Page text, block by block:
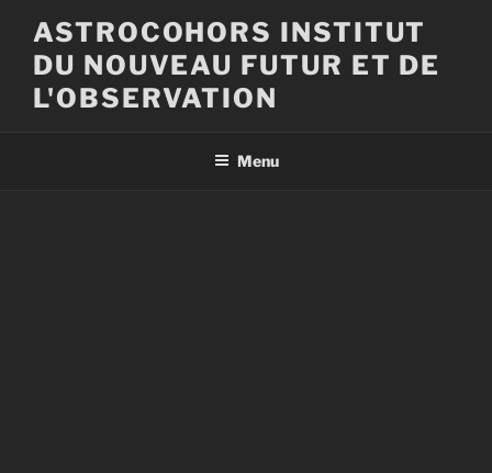
contenu
principal
ASTROCOHORS INSTITUT
DU NOUVEAU FUTUR ET DE
L'OBSERVATION
Menu